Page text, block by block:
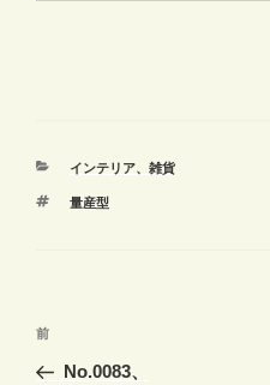
カ
ゴ
インテリア、雑貨
タ
量産型
投
前
の
前
No.0083、